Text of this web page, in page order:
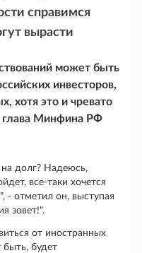
справимся
вырасти
может быть
инвесторов,
хотя это и чревато
глава Минфина РФ
на долг? Надеюсь,
все-таки хочется
- отметил он, выступая
зовет!".
от иностранных
быть, будет